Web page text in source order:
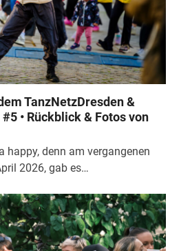
TanzNetzDresden &
• Rückblick & Fotos von
happy, denn am vergangenen
2026, gab es…